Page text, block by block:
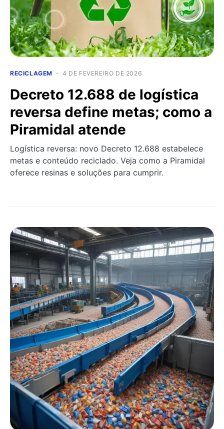
RECICLAGEM 4 DE FEVEREIRO DE 2026
Decreto 12.688 de logística
reversa define metas; como a
Piramidal atende
Logística reversa: novo Decreto 12.688 estabelece
metas e conteúdo reciclado. Veja como a Piramidal
oferece resinas e soluções para cumprir.